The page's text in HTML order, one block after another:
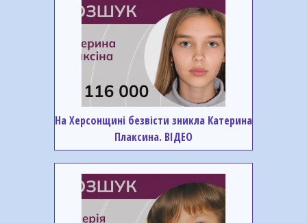
На Херсонщині безвісти зникла Катерина
Плаксина. ВІДЕО